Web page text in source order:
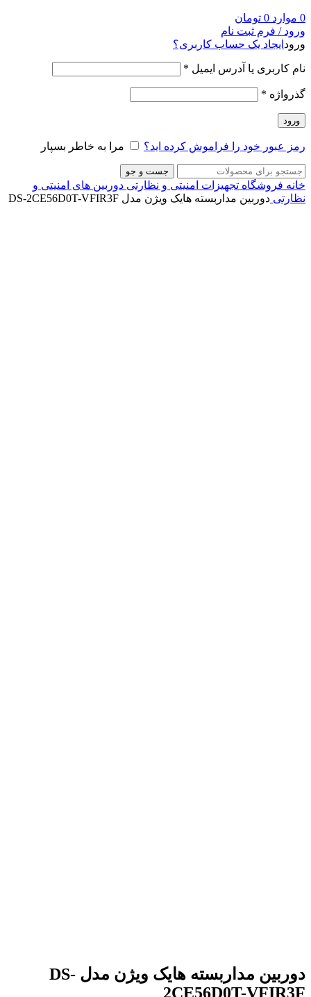
0 موارد 0 تومان
ورود / فرم ثبت نام
ورود ایجاد یک حساب کاربری؟
نام کاربری یا آدرس ایمیل *
گذرواژه *
ورود
رمز عبور خود را فراموش کرده اید؟ مرا به خاطر بسپار
جست و جو
خانه فروشگاه تجهیزات امنیتی و نظارتی دوربین های امنیتی و
نظارتی دوربین مداربسته هایک ویژن مدل DS-2CE56D0T-VFIR3F
دوربین مداربسته هایک ویژن مدل DS-
2CE56D0T-VFIR3F